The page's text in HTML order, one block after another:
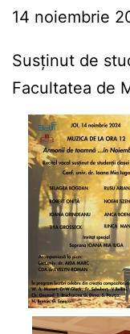
14 noiembrie
Susținut de
Facultatea de